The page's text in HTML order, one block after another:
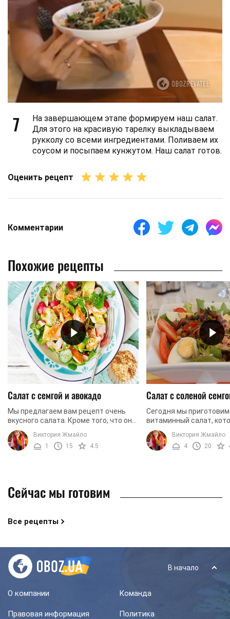
7
На завершающем этапе формируем наш салат.
Для этого на красивую тарелку выкладываем
рукколу со всеми ингредиентами. Поливаем их
соусом и посыпаем кунжутом. Наш салат готов.
Оценить рецепт
Комментарии
Похожие рецепты
Салат с семгой и авокадо
Мы предлагаем вам рецепт очень
вкусного салата. Кроме того, что он
имеет совершенный вкус, он также
отличается фантастическим
ароматом и шикарным ...
Виктория Жмайло
1
15 4.5
Салат с соленой
Сегодня мы
витаминный салат,
содержит в своем
исключительно
ингредиенты.
Виктория Жмайло
4
20
Сейчас мы готовим
Все рецепты
В начало
О компании Команда
Правовая информация
Политика